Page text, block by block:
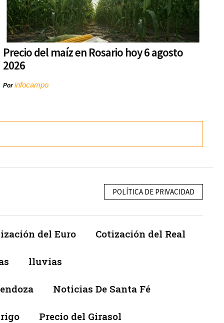
Precio del maíz en Rosario hoy 6 agosto
2026
Porinfocampo
POLÍTICA DE PRIVACIDAD
del Euro Cotización del Real
lluvias
Noticias De Santa Fé
Precio del Girasol